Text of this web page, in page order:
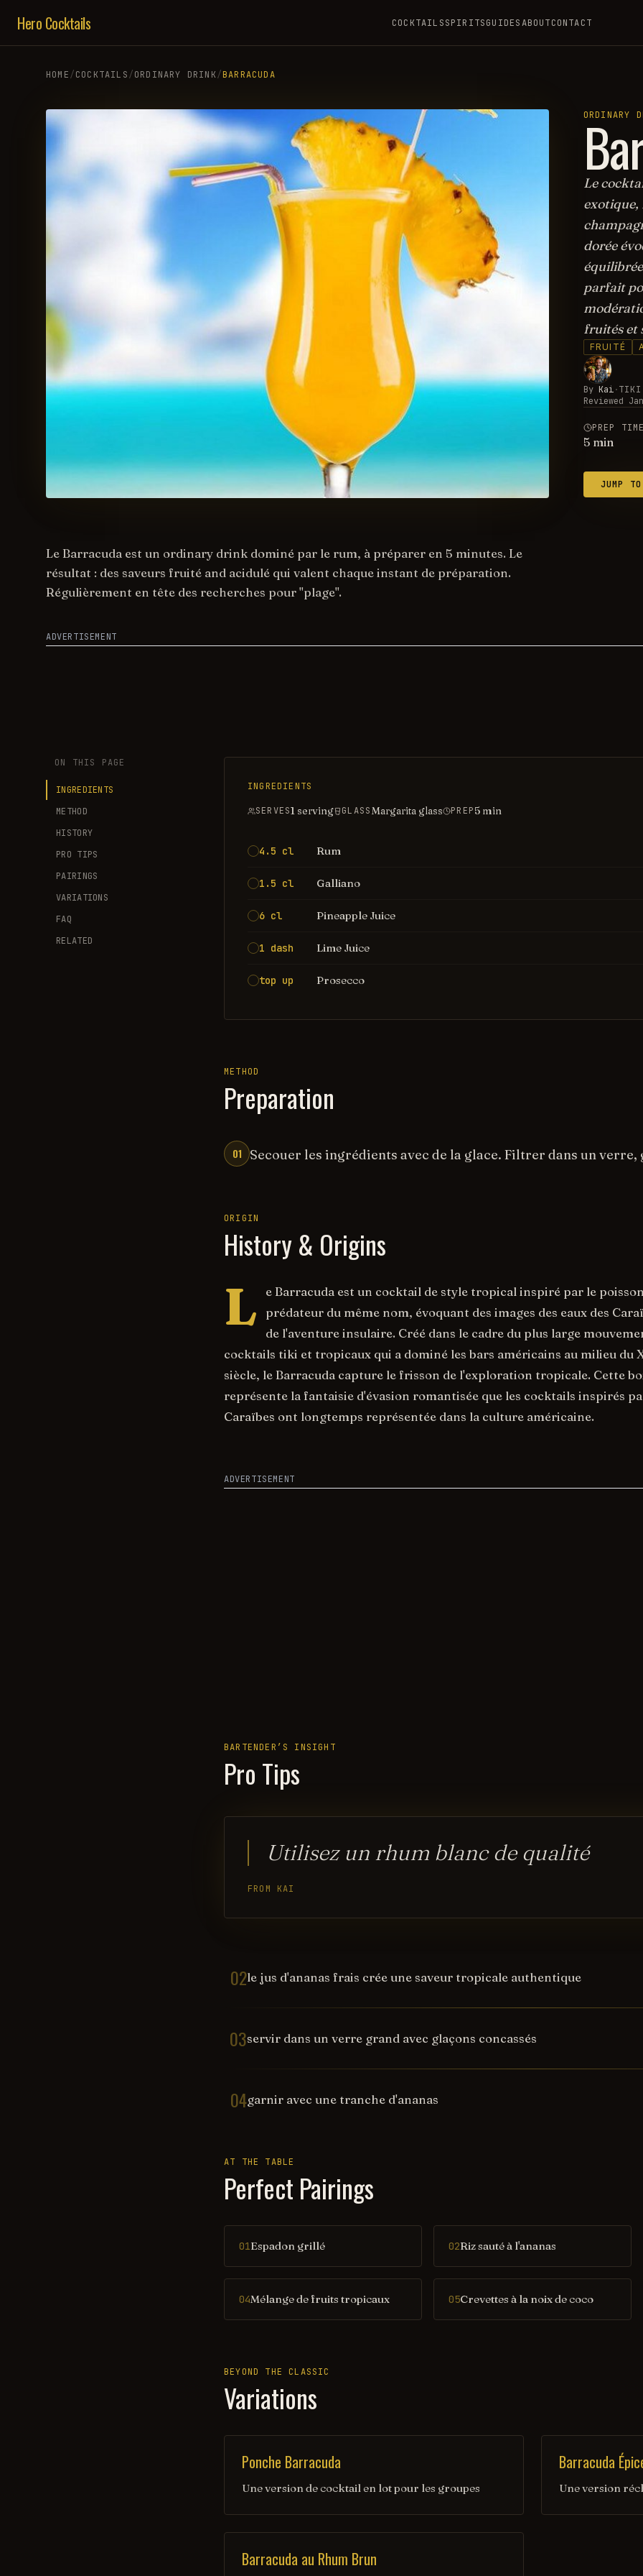
Hero Cocktails COCKTAILSSPIRITSGUIDESABOUTCONTACT
HOME/COCKTAILS/ORDINARY DRINK/BARRACUDA
ORDINARY
Le
exotique,
dorée
parfait
fruités et
FRUITÉ
By Kai·TIKI
Reviewed
PREP
5min
JUMP
Le Barracuda est un ordinary drink dominé par le rum, à préparer en 5 minutes. Le
résultat : des saveurs fruité and acidulé qui valent chaque instant de préparation.
Régulièrement en tête des recherches pour "plage".
ADVERTISEMENT
ON THIS PAGE
INGREDIENTS
METHOD
HISTORY
PRO TIPS
PAIRINGS
VARIATIONS
FAQ
RELATED
INGREDIENTS
SERVES1 serving GLASSMargarita glass PREP5 min
4.5 cl Rum
1.5 cl Galliano
6 cl Pineapple Juice
1 dash Lime Juice
top up Prosecco
METHOD
Preparation
01 Secouer les ingrédients avec de la glace. Filtrer dans un
ORIGIN
History & Origins
L
e Barracuda est un cocktail de style tropical inspiré par le
prédateur du même nom, évoquant des images des eaux des
de l'aventure insulaire. Créé dans le cadre du plus large
cocktails tiki et tropicaux qui a dominé les bars américains au milieu du
siècle, le Barracuda capture le frisson de l'exploration tropicale. Cette
représente la fantaisie d'évasion romantisée que les cocktails inspirés
Caraïbes ont longtemps représentée dans la culture américaine.
ADVERTISEMENT
BARTENDER’S INSIGHT
Pro Tips
Utilisez un rhum blanc de qualité
FROM KAI
02le jus d'ananas frais crée une saveur tropicale authentique
03servir dans un verre grand avec glaçons concassés
04garnir avec une tranche d'ananas
AT THE TABLE
Perfect Pairings
01Espadon grillé 02Riz sauté à l'ananas
04Mélange de fruits tropicaux 05Crevettes à la noix de coco
BEYOND THE CLASSIC
Variations
Ponche Barracuda
Une version de cocktail en lot pour les groupes
Barracuda
Une version
Barracuda au Rhum Brun